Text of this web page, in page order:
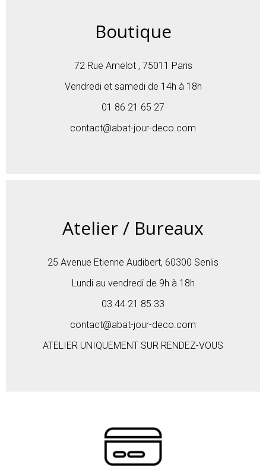
Boutique
72 Rue Amelot , 75011 Paris
Vendredi et samedi de 14h à 18h
01 86 21 65 27
contact@abat-jour-deco.com
Atelier / Bureaux
25 Avenue Etienne Audibert, 60300 Senlis
Lundi au vendredi de 9h à 18h
03 44 21 85 33
contact@abat-jour-deco.com
ATELIER UNIQUEMENT SUR RENDEZ-VOUS